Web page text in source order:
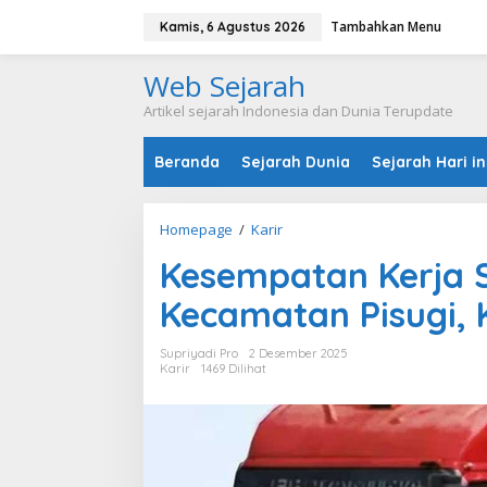
Kamis, 6 Agustus 2026 Tambahkan Menu
Web Sejarah
Artikel sejarah Indonesia dan Dunia Terupdate
Beranda Sejarah Dunia Sejarah Hari
Homepage / Karir
s
e
m
p
a
n
K
r
Kesempatan Kerja
Kecamatan Pisugi,
Supriyadi Pro
2 Desember 2025
Karir
1469 Dilihat